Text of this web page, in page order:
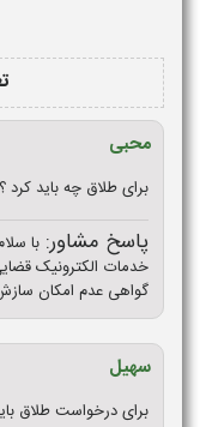
محبی
برای طلاق چه باید کرد
پاسخ مشاور: با
خدمات الکترونیک
گواهی عدم امکان
سهیل
برای درخواست طلاق